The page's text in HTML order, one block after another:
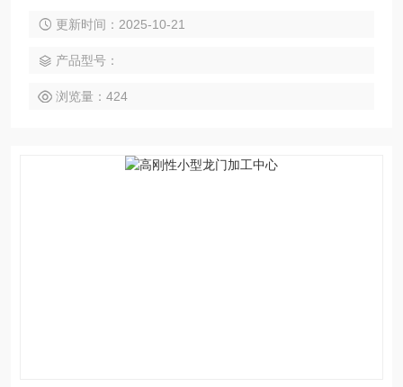
性，适合批量小件与精密零件加工。电力零部件还是汽车、电
丝及三轴联动曲面加工，并支持整机定制方案，提供终身维护
服务。
更新时间：2025-10-21
产品型号：
浏览量：424